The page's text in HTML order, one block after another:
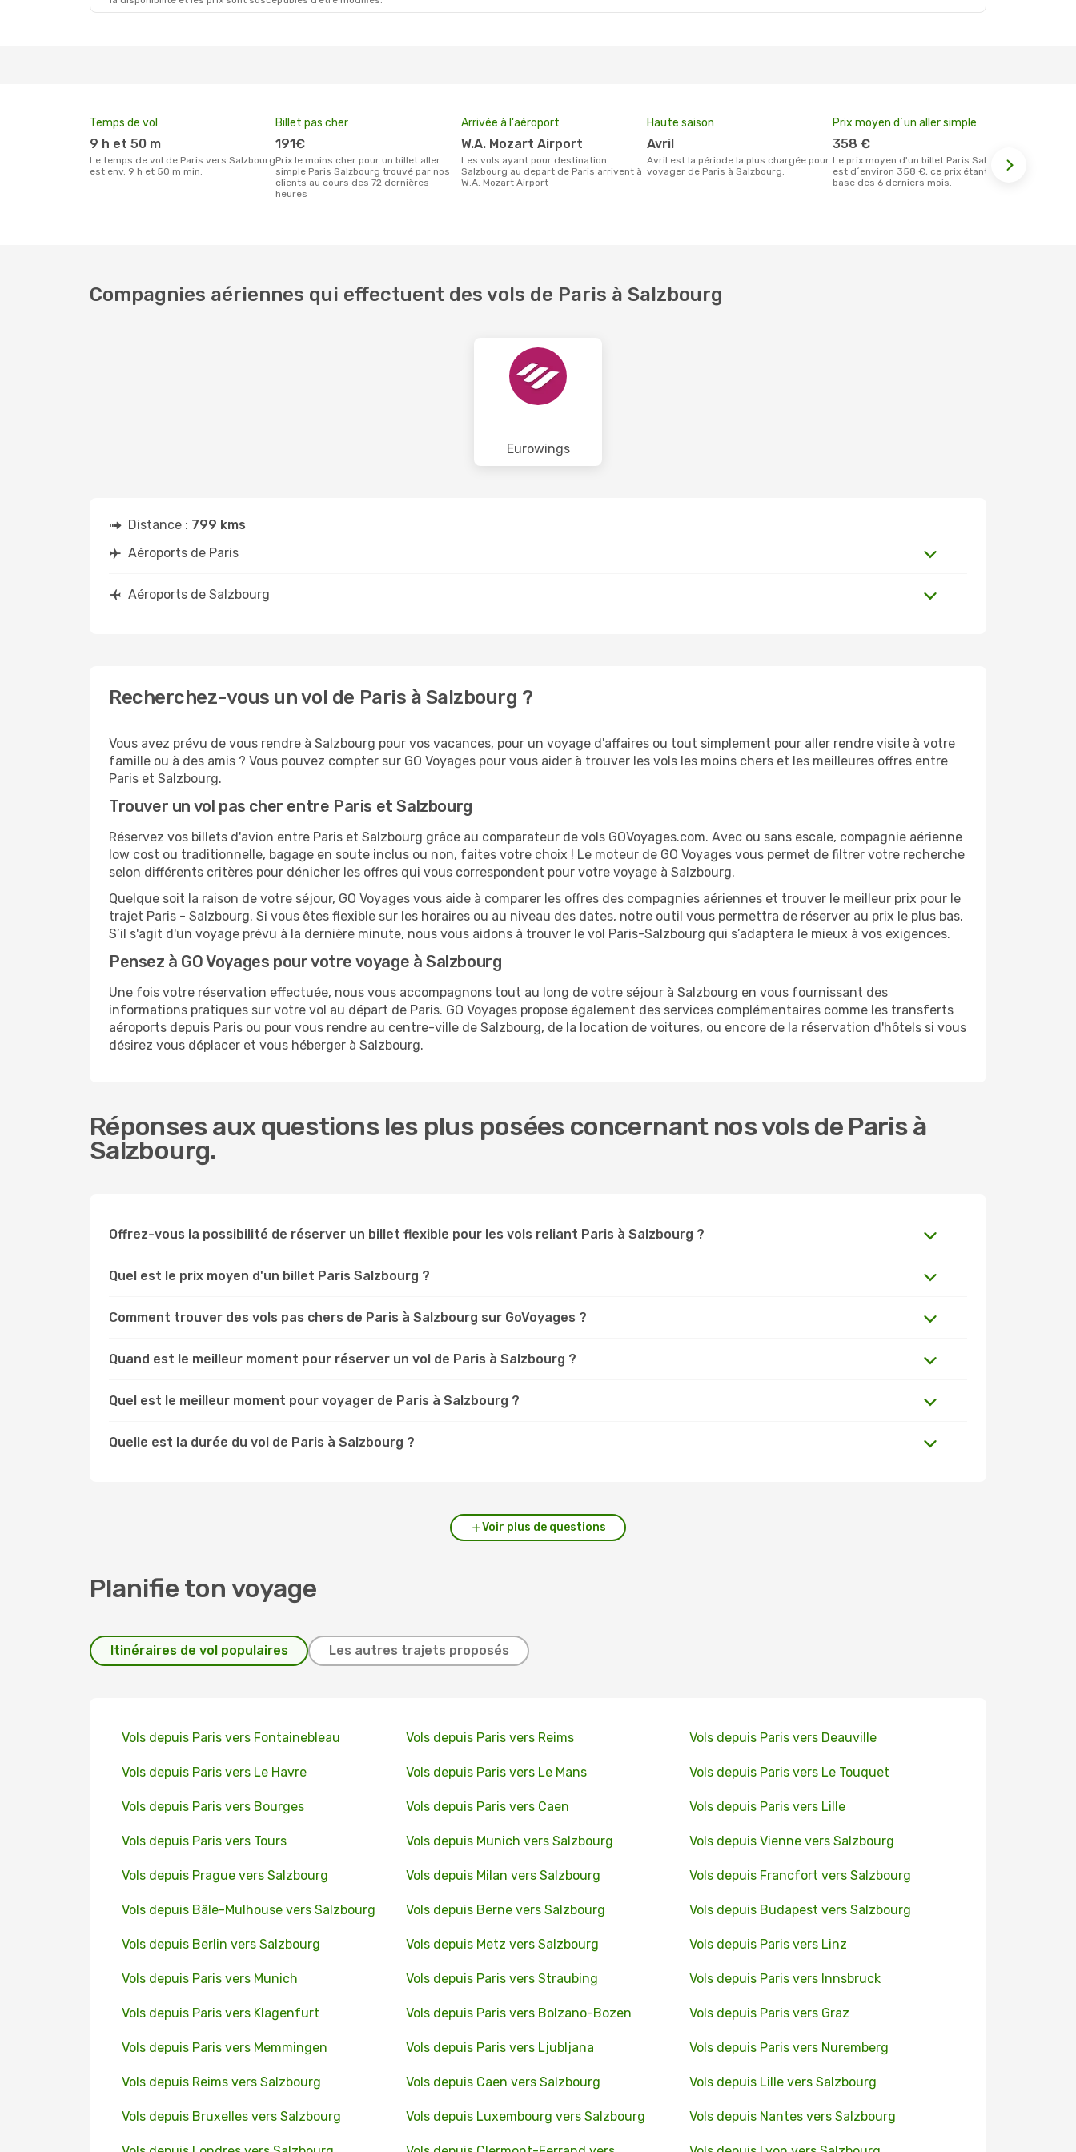
- Sam. 10 Oct. Lun. 12 Oct.- Dim. 18 Oct.
Temps de vol
9 h et 50 m
Le temps de vol de Paris vers Salzbourg
est env. 9 h et 50 m min.
Billet pas cher
191€
Prix le moins cher pour un billet aller
simple Paris Salzbourg trouvé par nos
clients au cours des 72 dernières
heures
Arrivée à l'aéroport
W.A. Mozart Airport
Les vols ayant pour destination
Salzbourg au depart de Paris arrivent à
W.A. Mozart Airport
Haute saison
avril
avril est la période la plus chargée pour
voyager de Paris à Salzbourg.
Prix moyen d´un aller simple
358 €
Le prix moyen d'un billet Paris Salzbourg
est d´environ 358 €, ce prix étant sur la
base des 6 derniers mois.
Compagnies aériennes qui effectuent des vols de Paris à Salzbourg
Eurowings
Distance : 799 kms
Aéroports de Paris
Aéroports de Salzbourg
Recherchez-vous un vol de Paris à Salzbourg ?
Vous avez prévu de vous rendre à Salzbourg pour vos vacances, pour un voyage d'affaires ou tout simplement pour aller rendre visite à votre
famille ou à des amis ? Vous pouvez compter sur GO Voyages pour vous aider à trouver les vols les moins chers et les meilleures offres entre
Paris et Salzbourg.
Trouver un vol pas cher entre Paris et Salzbourg
Réservez vos billets d'avion entre Paris et Salzbourg grâce au comparateur de vols GOVoyages.com. Avec ou sans escale, compagnie aérienne
low cost ou traditionnelle, bagage en soute inclus ou non, faites votre choix ! Le moteur de GO Voyages vous permet de filtrer votre recherche
selon différents critères pour dénicher les offres qui vous correspondent pour votre voyage à Salzbourg.
Quelque soit la raison de votre séjour, GO Voyages vous aide à comparer les offres des compagnies aériennes et trouver le meilleur prix pour le
trajet Paris - Salzbourg. Si vous êtes flexible sur les horaires ou au niveau des dates, notre outil vous permettra de réserver au prix le plus bas.
S’il s'agit d'un voyage prévu à la dernière minute, nous vous aidons à trouver le vol Paris-Salzbourg qui s’adaptera le mieux à vos exigences.
Pensez à GO Voyages pour votre voyage à Salzbourg
Une fois votre réservation effectuée, nous vous accompagnons tout au long de votre séjour à Salzbourg en vous fournissant des
informations pratiques sur votre vol au départ de Paris. GO Voyages propose également des services complémentaires comme les transferts
aéroports depuis Paris ou pour vous rendre au centre-ville de Salzbourg, de la location de voitures, ou encore de la réservation d'hôtels si vous
désirez vous déplacer et vous héberger à Salzbourg.
Réponses aux questions les plus posées concernant nos vols de Paris à
Salzbourg.
Offrez-vous la possibilité de réserver un billet flexible pour les vols reliant Paris à Salzbourg ?
Quel est le prix moyen d'un billet Paris Salzbourg ?
Comment trouver des vols pas chers de Paris à Salzbourg sur GoVoyages ?
Quand est le meilleur moment pour réserver un vol de Paris à Salzbourg ?
Quel est le meilleur moment pour voyager de Paris à Salzbourg ?
Quelle est la durée du vol de Paris à Salzbourg ?
Voir plus de questions
Planifie ton voyage
Itinéraires de vol populaires Les autres trajets proposés
Vols depuis Paris vers Fontainebleau Vols depuis Paris vers Reims Vols depuis Paris vers Deauville
Vols depuis Paris vers Le Havre Vols depuis Paris vers Le Mans Vols depuis Paris vers Le Touquet
Vols depuis Paris vers Bourges Vols depuis Paris vers Caen Vols depuis Paris vers Lille
Vols depuis Paris vers Tours Vols depuis Munich vers Salzbourg Vols depuis Vienne vers Salzbourg
Vols depuis Prague vers Salzbourg Vols depuis Milan vers Salzbourg Vols depuis Francfort vers Salzbourg
Vols depuis Bâle-Mulhouse vers Salzbourg Vols depuis Berne vers Salzbourg Vols depuis Budapest vers Salzbourg
Vols depuis Berlin vers Salzbourg Vols depuis Metz vers Salzbourg Vols depuis Paris vers Linz
Vols depuis Paris vers Munich Vols depuis Paris vers Straubing Vols depuis Paris vers Innsbruck
Vols depuis Paris vers Klagenfurt Vols depuis Paris vers Bolzano-Bozen Vols depuis Paris vers Graz
Vols depuis Paris vers Memmingen Vols depuis Paris vers Ljubljana Vols depuis Paris vers Nuremberg
Vols depuis Reims vers Salzbourg Vols depuis Caen vers Salzbourg Vols depuis Lille vers Salzbourg
Vols depuis Bruxelles vers Salzbourg Vols depuis Luxembourg vers Salzbourg Vols depuis Nantes vers Salzbourg